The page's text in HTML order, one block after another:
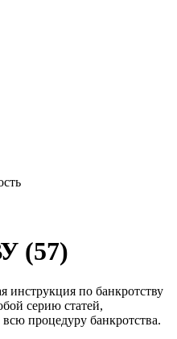
(57)
инструкция по банкротству
серию статей,
процедуру банкротства.